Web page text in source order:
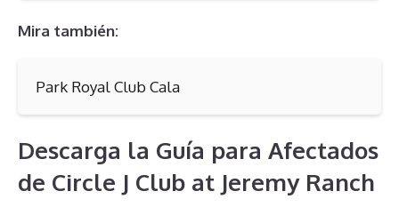
Mira también:
Park Royal Club Cala
Descarga la Guía para Afectados
de Circle J Club at Jeremy Ranch